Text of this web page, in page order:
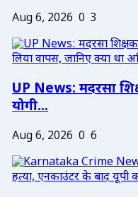
Aug 6, 2026 0 3
UP News: मदरसा
योगी...
Aug 6, 2026 0 6